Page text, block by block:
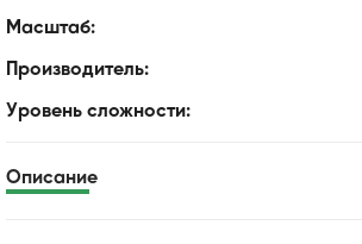
Масштаб:
Производитель:
Уровень сложности:
Описание